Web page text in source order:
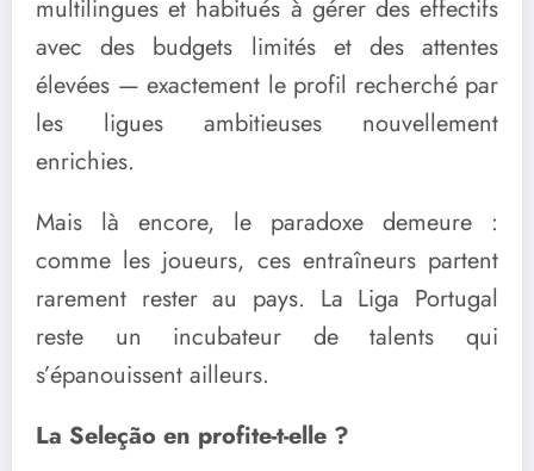
multilingues et habitués à gérer des effectifs
avec des budgets limités et des attentes
élevées — exactement le profil recherché par
les ligues ambitieuses nouvellement
enrichies.
Mais là encore, le paradoxe demeure :
comme les joueurs, ces entraîneurs partent
rarement rester au pays. La Liga Portugal
reste un incubateur de talents qui
s’épanouissent ailleurs.
La Seleção en profite-t-elle ?